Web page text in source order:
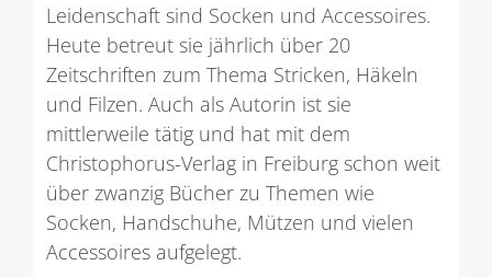
Leidenschaft sind Socken und Accessoires.
Heute betreut sie jährlich über 20
Zeitschriften zum Thema Stricken, Häkeln
und Filzen. Auch als Autorin ist sie
mittlerweile tätig und hat mit dem
Christophorus-Verlag in Freiburg schon weit
über zwanzig Bücher zu Themen wie
Socken, Handschuhe, Mützen und vielen
Accessoires aufgelegt.